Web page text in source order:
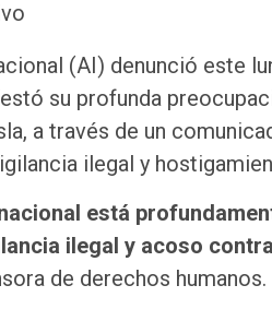
(AI) denunció este
su profunda
a través de un
ilegal y
está
ilegal y acoso
de derechos humanos.